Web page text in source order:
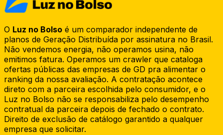
O Luz no Bolso é um comparador independente de
planos de Geração Distribuída por assinatura no Brasil.
Não vendemos energia, não operamos usina, não
emitimos fatura. Operamos um crawler que cataloga
ofertas públicas das empresas de GD pra alimentar o
ranking da nossa avaliação. A contratação acontece
direto com a parceira escolhida pelo consumidor, e o
Luz no Bolso não se responsabiliza pelo desempenho
contratual da parceira depois de fechado o contrato.
Direito de exclusão de catálogo garantido a qualquer
empresa que solicitar.